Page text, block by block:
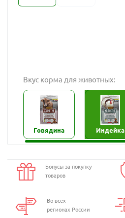
Вкус корма для животных:
Говядина Индейка
Бонусы за покупку
товаров
Во всех
регионах России